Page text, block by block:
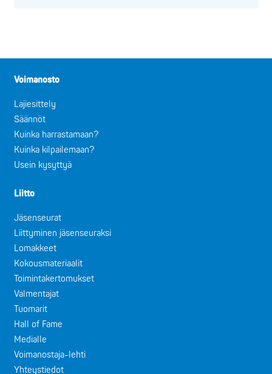
Voimanosto
Lajiesittely
Säännöt
Kuinka harrastamaan?
Kuinka kilpailemaan?
Usein kysyttyä
Liitto
Jäsenseurat
Liittyminen jäsenseuraksi
Lomakkeet
Kokousmateriaalit
Toimintakertomukset
Valmentajat
Tuomarit
Hall of Fame
Medialle
Voimanostaja-lehti
Yhteystiedot